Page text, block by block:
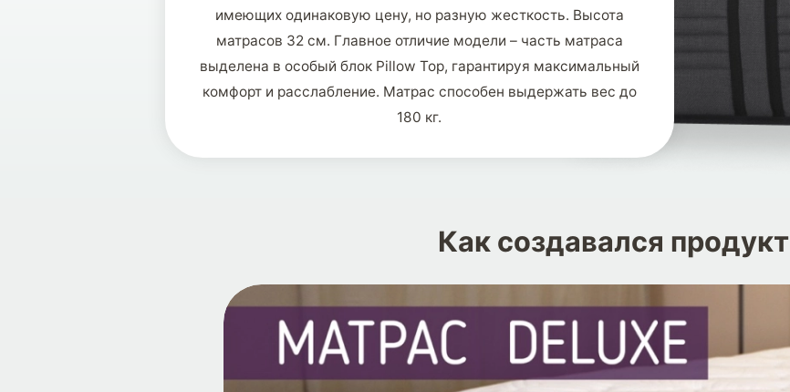
имеющих одинаковую цену, но разную жесткость. Высота
матрасов 32 см. Главное отличие модели – часть матраса
выделена в особый блок Pillow Top, гарантируя максимальный
комфорт и расслабление. Матрас способен выдержать вес до
180 кг.
Как создавался продукт